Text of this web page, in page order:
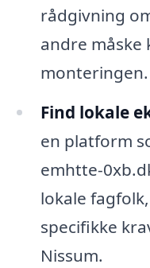
rådgivning
andre måske
monteringen.
Find lokale
en platform
emhtte-
lokale
specifikke
Nissum.